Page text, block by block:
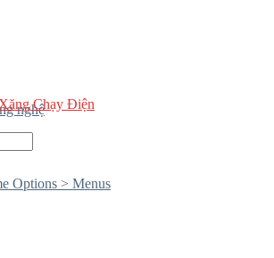
nghệ
Options > Menus